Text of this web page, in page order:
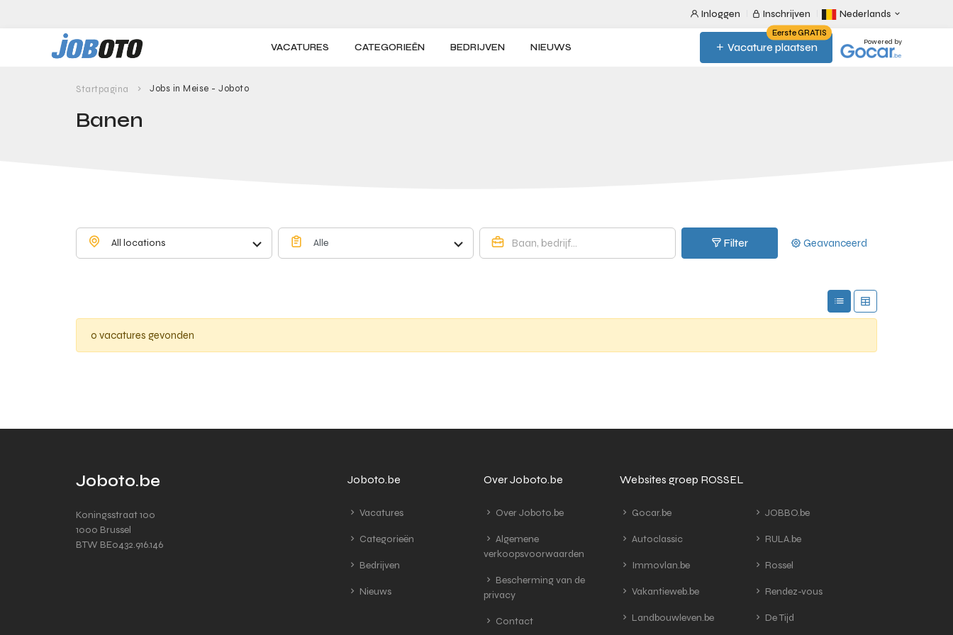
Inloggen Inschrijven Nederlands
VACATURES CATEGORIEËN BEDRIJVEN NIEUWS Vacature plaatsen
Eerste GRATIS
Powered by
Startpagina Jobs in Meise - Joboto
Banen
All locations Alle Filter Geavanceerd
0 vacatures gevonden
Joboto.be
Koningsstraat 100
1000 Brussel
BTW BE0432.916.146
Joboto.be
Vacatures
Categorieën
Bedrijven
Nieuws
Over Joboto.be
Over Joboto.be
Algemene
verkoopsvoorwaarden
Bescherming van de
privacy
Contact
Websites groep ROSSEL
Gocar.be
Autoclassic
Immovlan.be
Vakantieweb.be
Landbouwleven.be
JOBBO.be
RULA.be
Rossel
Rendez-vous
De Tijd